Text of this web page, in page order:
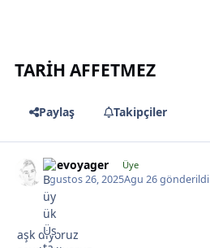
TARİH AFFETMEZ
Paylaş Takipçiler
likevoyager Üye
Agustos 26, 2025Agu 26gönderildi
aşk diyoruz